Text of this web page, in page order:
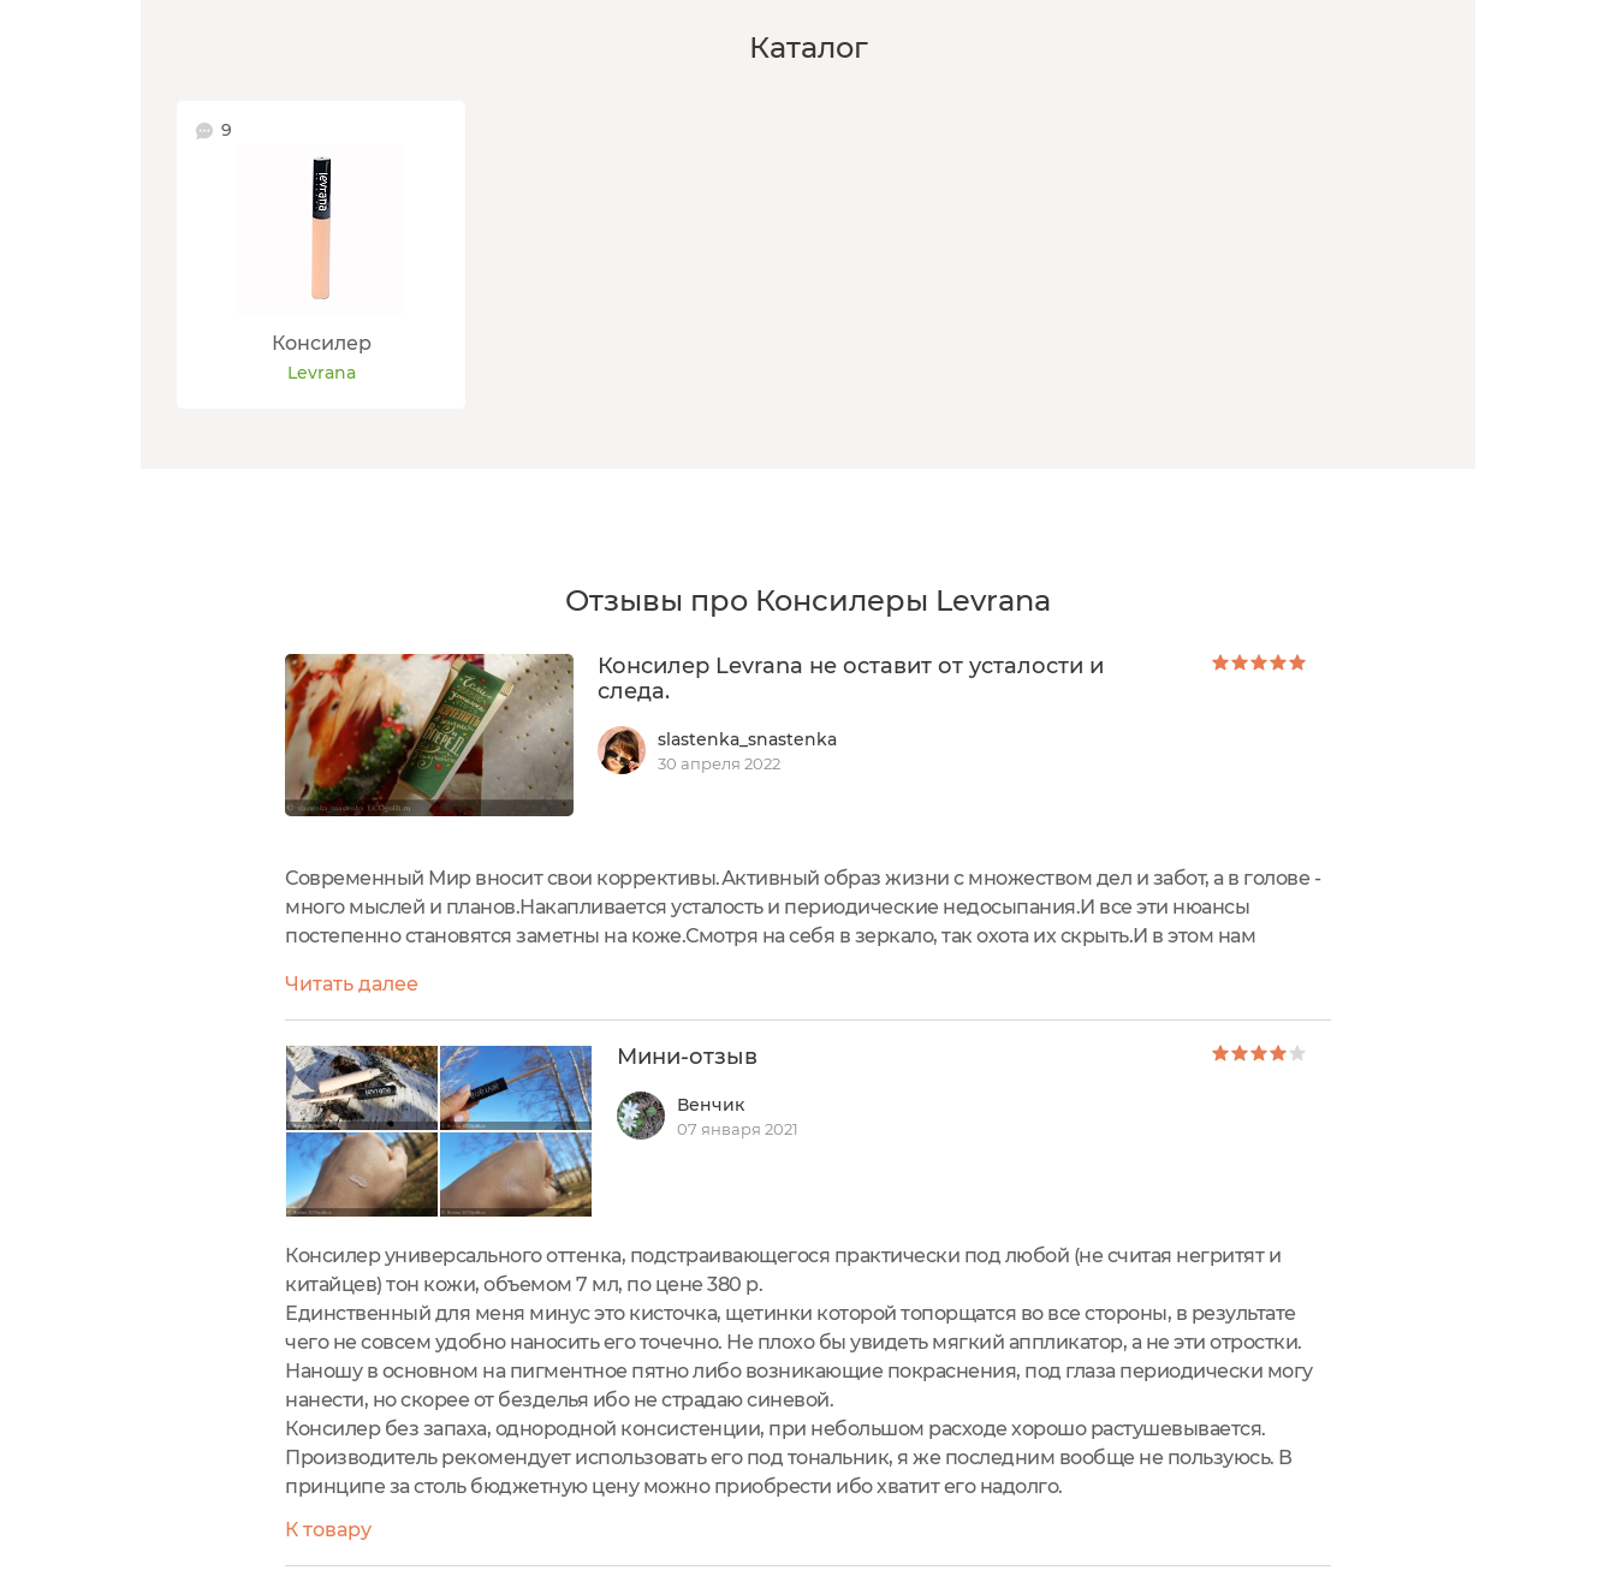
Каталог
9
Консилер
Levrana
Отзывы про Консилеры Levrana
Консилер Levrana не оставит от усталости и
следа.
slastenka_snastenka
30 апреля 2022
Современный Мир вносит свои коррективы.Активный образ жизни с множеством дел и забот, а в голове -
много мыслей и планов.Накапливается усталость и периодические недосыпания.И все эти нюансы
постепенно становятся заметны на коже.Смотря на себя в зеркало, так охота их скрыть.И в этом нам
в 10 мл. расходовался...
Читать далее
Мини-отзыв
Венчик
07 января 2021
Консилер универсального оттенка, подстраивающегося практически под любой (не считая негритят и
китайцев) тон кожи, объемом 7 мл, по цене 380 р.
Единственный для меня минус это кисточка, щетинки которой топорщатся во все стороны, в результате
чего не совсем удобно наносить его точечно. Не плохо бы увидеть мягкий аппликатор, а не эти отростки.
Наношу в основном на пигментное пятно либо возникающие покраснения, под глаза периодически могу
нанести, но скорее от безделья ибо не страдаю синевой.
Консилер без запаха, однородной консистенции, при небольшом расходе хорошо растушевывается.
Производитель рекомендует использовать его под тональник, я же последним вообще не пользуюсь. В
принципе за столь бюджетную цену можно приобрести ибо хватит его надолго.
К товару